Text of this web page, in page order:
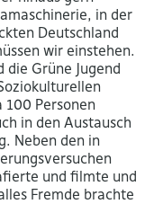
in der
Deutschland
wir einstehen.
die Grüne Jugend
100 Personen
in den Austausch
Neben den in
und filmte und
Fremde brachte